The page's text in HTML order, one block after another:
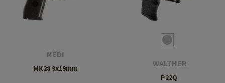
NEDI
MK28 9x19mm WALTHER
P22Q